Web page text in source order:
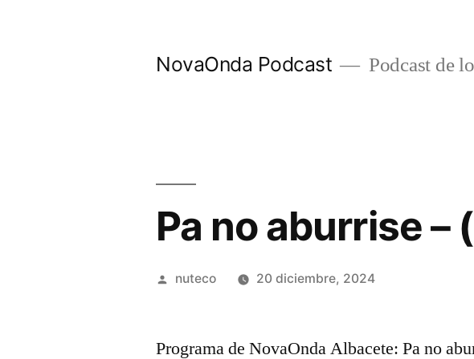
NovaOnda Podcast Podcast de
Pa no aburrise
Publicada
nuteco 20 diciembre, 2024
Programa de NovaOnda Albacete: Pa no